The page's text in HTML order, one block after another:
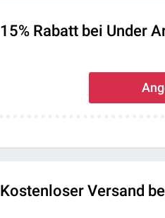
15% Rabatt bei Under
Kostenloser Versand